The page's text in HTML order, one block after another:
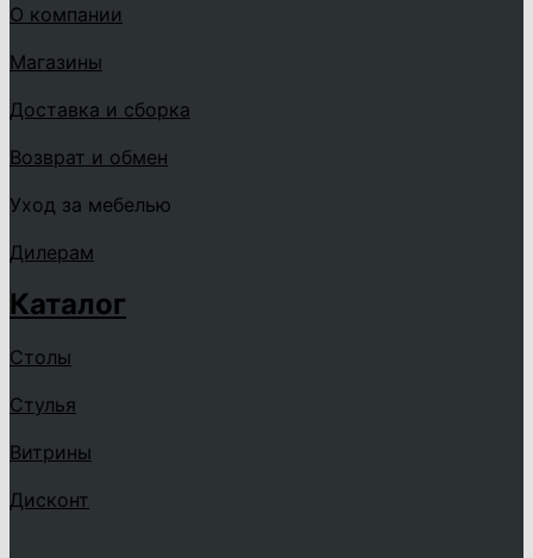
О компании
Магазины
Доставка и сборка
Возврат и обмен
Уход за мебелью
Дилерам
Каталог
Столы
Стулья
Витрины
Дисконт